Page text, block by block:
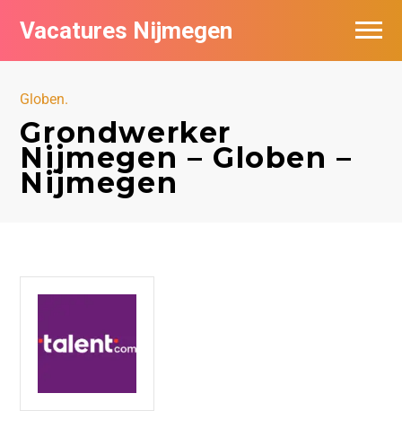
Vacatures Nijmegen
Globen.
Grondwerker
Nijmegen – Globen –
Nijmegen
Vacatures per bedrijf
Nieuwsbrief feed